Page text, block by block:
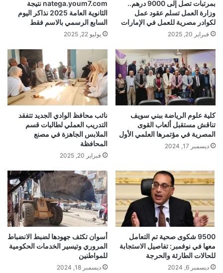
بمرتبات تصل إلى 9000 درهم..
وزارة العمل تسلم عقود عمل
لكوادر مصرية للعمل في الإمارات
فبراير 20, 2025
natega.youm7.com نتيجة
الثانوية العامة 2025 نذاكر اليوم
السابع الرسمي بالاسم فقط
يوليو 22, 2025
كلية علوم الرياضة ببني سويف
تناقش مستقبل ألعاب القوى
المصرية في مؤتمرها العلمي الأول
ديسمبر 17, 2024
نائب محافظ الوادي الجديد تتفقد
التدريب العملي لطالبات قسم
الملابس الجاهزة في مصنع
المحافظة
فبراير 20, 2025
9500 شكوى صحية تم التعامل
معها في نوفمبر: تفاصيل الاستجابة
للحالات الطارئة والحرجة
ديسمبر 6, 2024
أسوان تكثف جهودها لضبط الانضباط
المروري وتيسير الخدمات الحكومية
للمواطنين
ديسمبر 18, 2024